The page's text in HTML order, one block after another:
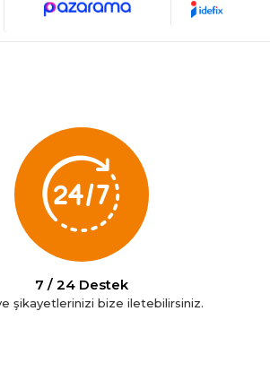
7 / 24 Destek
şikayetlerinizi bize iletebilirsiniz.